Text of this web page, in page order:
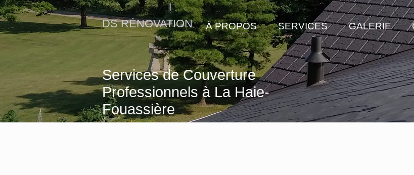
DS RÉNOVATION À PROPOS SERVICES GALERIE
Services de Couverture
Professionnels à La Haie-
Fouassière